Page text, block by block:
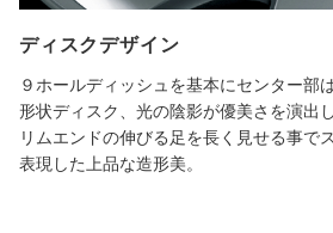
ディスクデザイン
９ホールディッシュを基本にセンター部
形状ディスク、光の陰影が優美さを演出し
リムエンドの伸びる足を長く見せる事で
表現した上品な造形美。